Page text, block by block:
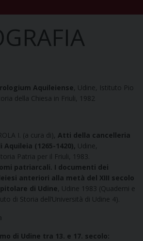
Aquileiense , Udine, Istituto Pio
della Chiesa in Friuli, 1982
I. (a cura di), Atti della cancelleria
Aquileia (1265-1420), Udine,
Patria per il Friuli, 1983.
patriarcali. I documenti dei
anteriori alla metà del XIII secolo
di Udine , Udine 1983 (Quaderni e
di Storia dell’Università di Udine 4).
di Udine tra 13. e 17. secolo: